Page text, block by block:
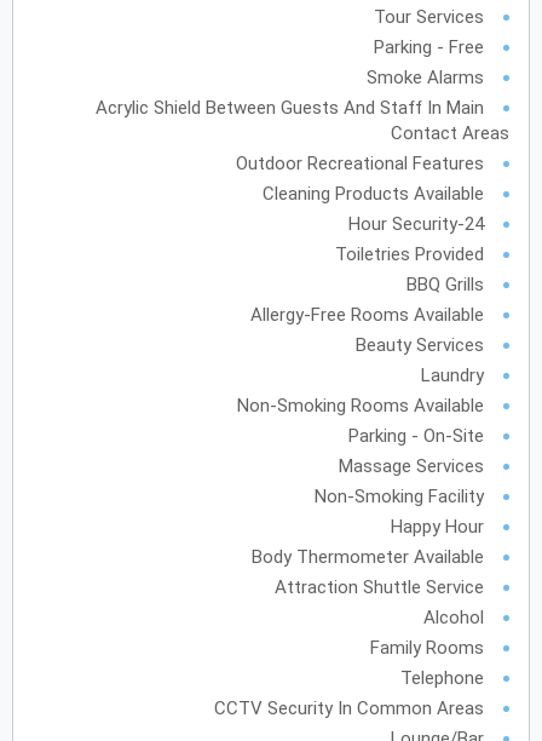
Tour Services
Parking - Free
Smoke Alarms
Acrylic Shield Between Guests And Staff In Main
Contact Areas
Outdoor Recreational Features
Cleaning Products Available
24-Hour Security
Toiletries Provided
BBQ Grills
Allergy-Free Rooms Available
Beauty Services
Laundry
Non-Smoking Rooms Available
Parking - On-Site
Massage Services
Non-Smoking Facility
Happy Hour
Body Thermometer Available
Attraction Shuttle Service
Alcohol
Family Rooms
Telephone
CCTV Security In Common Areas